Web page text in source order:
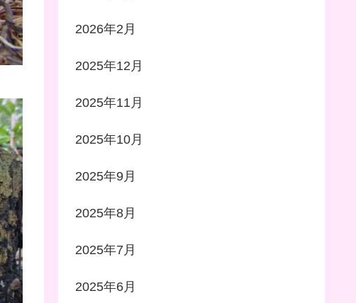
2026年2月
2025年12月
2025年11月
2025年10月
2025年9月
2025年8月
2025年7月
2025年6月